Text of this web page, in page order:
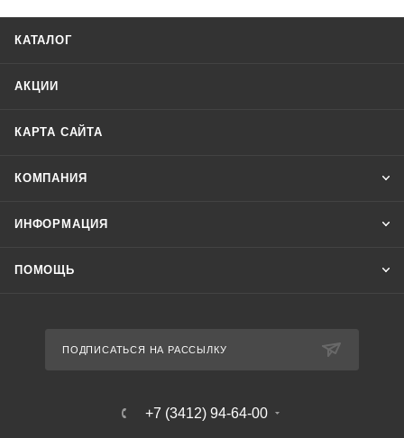
КАТАЛОГ
АКЦИИ
КАРТА САЙТА
КОМПАНИЯ
ИНФОРМАЦИЯ
ПОМОЩЬ
ПОДПИСАТЬСЯ НА РАССЫЛКУ
+7 (3412) 94-64-00